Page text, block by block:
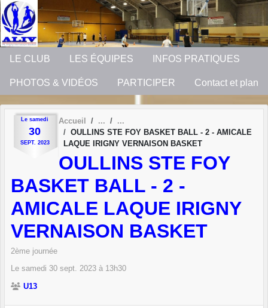
LE CLUB LES ÉQUIPES INFOS PRATIQUES
PHOTOS & VIDÉOS PARTICIPER Contact et plan
Le samedi
30
SEPT. 2023
Accueil
OULLINS STE FOY BASKET BALL - 2 - AMICALE
LAQUE IRIGNY VERNAISON BASKET
OULLINS STE FOY
BASKET BALL - 2 -
AMICALE LAQUE IRIGNY
VERNAISON BASKET
2ème journée
Le samedi 30 sept. 2023 à 13h30
U13
Panneau de gestion des cookies